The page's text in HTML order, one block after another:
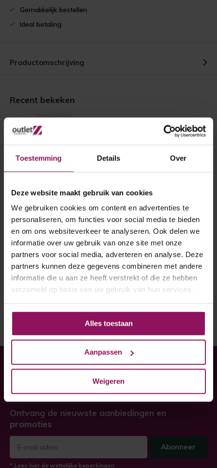
Toestemming Details Over
Deze website maakt gebruik van cookies
We gebruiken cookies om content en advertenties te
personaliseren, om functies voor social media te bieden
en om ons websiteverkeer te analyseren. Ook delen we
informatie over uw gebruik van onze site met onze
partners voor social media, adverteren en analyse. Deze
partners kunnen deze gegevens combineren met andere
informatie die u aan ze heeft verstrekt of die ze hebben
verzameld op basis van uw gebruik van hun services.
Alles toestaan
Aanpassen
Weigeren
Gemakkelijk bestellen
Ideal betaling
Productomschrijving
Recent bekeken
Skantrae binnendeur SSL
4050 83x201,5
Skantrae binnendeur SSL 4050
Opdek rechtsdraaiend
A-Grade
€ 150,-
Heeft u hulp nodig bij uw
Twijfel niet, neem contact met ons op!
Ontvang de nieuwste aanbiedingen en
promoties
Abonneer
* Lees hier de wettelijke beperkingen